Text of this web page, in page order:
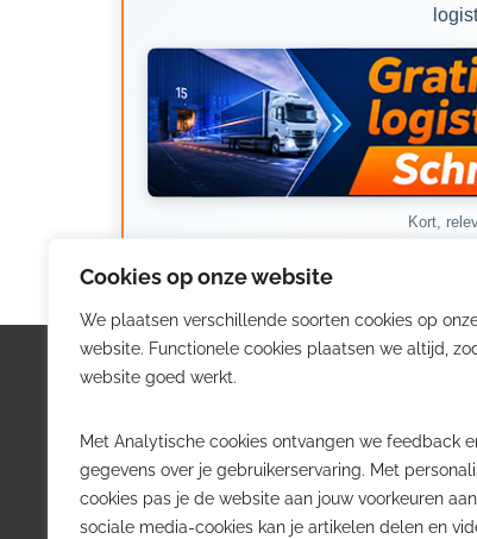
Cookies op onze website
We plaatsen verschillende soorten cookies op
website. Functionele cookies plaatsen we altijd,
website goed werkt.
Met Analytische cookies ontvangen we feedback
gegevens over je gebruikerservaring. Met
cookies pas je de website aan jouw voorkeuren
sociale media-cookies kan je artikelen delen en
Kort,
Logistiek.be
Logistiek.be brengt dagelijks nieuws,
trends en praktijkverhalen over
transport, warehousing, supply chain
en automatisering in België.